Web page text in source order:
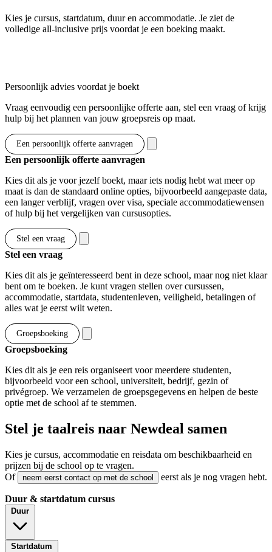
Kies je cursus, startdatum, duur en accommodatie. Je ziet de
volledige all-inclusive prijs voordat je een boeking maakt.
Persoonlijk advies voordat je boekt
Vraag eenvoudig een persoonlijke offerte aan, stel een vraag of krijg
hulp bij het plannen van jouw groepsreis op maat.
Een persoonlijk offerte aanvragen
Een persoonlijk offerte aanvragen
Kies dit als je voor jezelf boekt, maar iets nodig hebt wat meer op
maat is dan de standaard online opties, bijvoorbeeld aangepaste data,
een langer verblijf, vragen over visa, speciale accommodatiewensen
of hulp bij het vergelijken van cursusopties.
Stel een vraag
Stel een vraag
Kies dit als je geïnteresseerd bent in deze school, maar nog niet klaar
bent om te boeken. Je kunt vragen stellen over cursussen,
accommodatie, startdata, studentenleven, veiligheid, betalingen of
alles wat je eerst wilt weten.
Groepsboeking
Groepsboeking
Kies dit als je een reis organiseert voor meerdere studenten,
bijvoorbeeld voor een school, universiteit, bedrijf, gezin of
privégroep. We verzamelen de groepsgegevens en helpen de beste
optie met de school af te stemmen.
Stel je taalreis naar Newdeal samen
Kies je cursus, accommodatie en reisdata om beschikbaarheid en
prijzen bij de school op te vragen.
Of
neem eerst contact op met de school eerst als je nog vragen hebt.
Duur & startdatum cursus
Duur
Startdatum